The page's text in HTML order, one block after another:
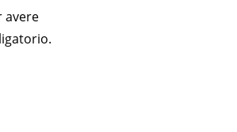
avere